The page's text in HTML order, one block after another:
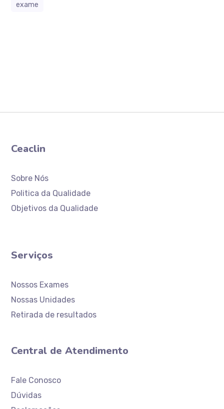
exame
Ceaclin
Sobre Nós
Politica da Qualidade
Objetivos da Qualidade
Serviços
Nossos Exames
Nossas Unidades
Retirada de resultados
Central de Atendimento
Fale Conosco
Dúvidas